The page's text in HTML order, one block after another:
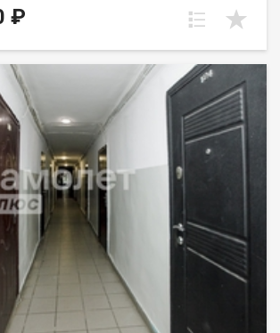
стеклопакет, на полу линолеум, на
Лена Васильева
₽